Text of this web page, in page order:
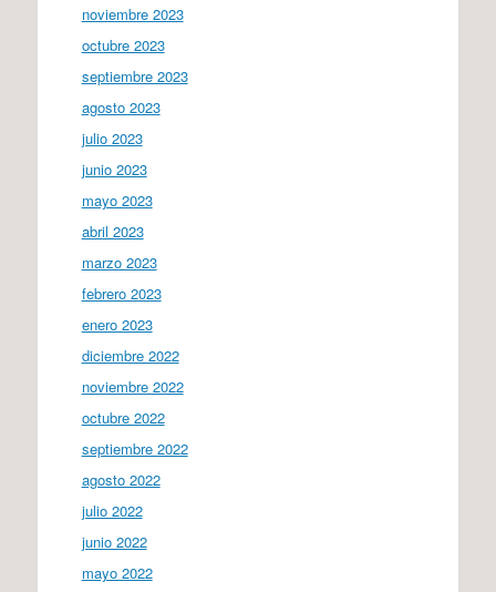
noviembre 2023
octubre 2023
septiembre 2023
agosto 2023
julio 2023
junio 2023
mayo 2023
abril 2023
marzo 2023
febrero 2023
enero 2023
diciembre 2022
noviembre 2022
octubre 2022
septiembre 2022
agosto 2022
julio 2022
junio 2022
mayo 2022